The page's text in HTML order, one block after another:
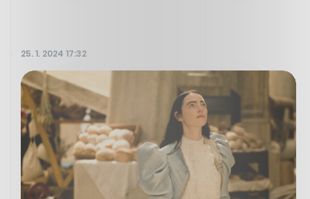
25. 1. 2024 17:32